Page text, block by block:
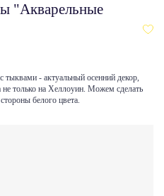
"Акварельные
тыквами - актуальный осенний декор,
не только на Хеллоуин. Можем сделать
белого цвета.